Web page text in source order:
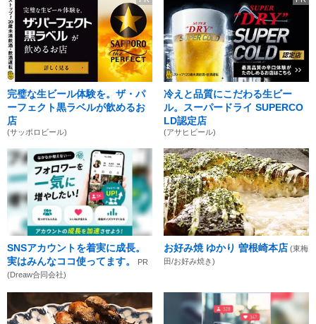
完璧な生ビール体験を。ザ・パ
ーフェクト黒ラベルが飲めるお
店
(サッポロビール)
冷えと品質にこだわる生ビー
ル。スーパードライ SUPERCO
LD認定店
(アサヒビール)
SNSアカウントを着実に成長。
実はみんなココ使ってます。
PR
(Dreaw合同会社)
お好み焼 ゆかり 曽根崎本店 (東梅
田/お好み焼き)